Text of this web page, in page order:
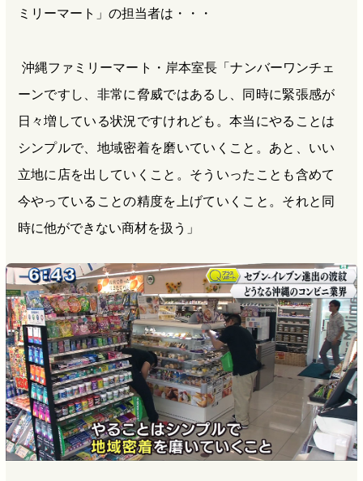
ミリーマート」の担当者は・・・
沖縄ファミリーマート・岸本室長「ナンバーワンチェ
ーンですし、非常に脅威ではあるし、同時に緊張感が
日々増している状況ですけれども。本当にやることは
シンプルで、地域密着を磨いていくこと。あと、いい
立地に店を出していくこと。そういったことも含めて
今やっていることの精度を上げていくこと。それと同
時に他ができない商材を扱う」